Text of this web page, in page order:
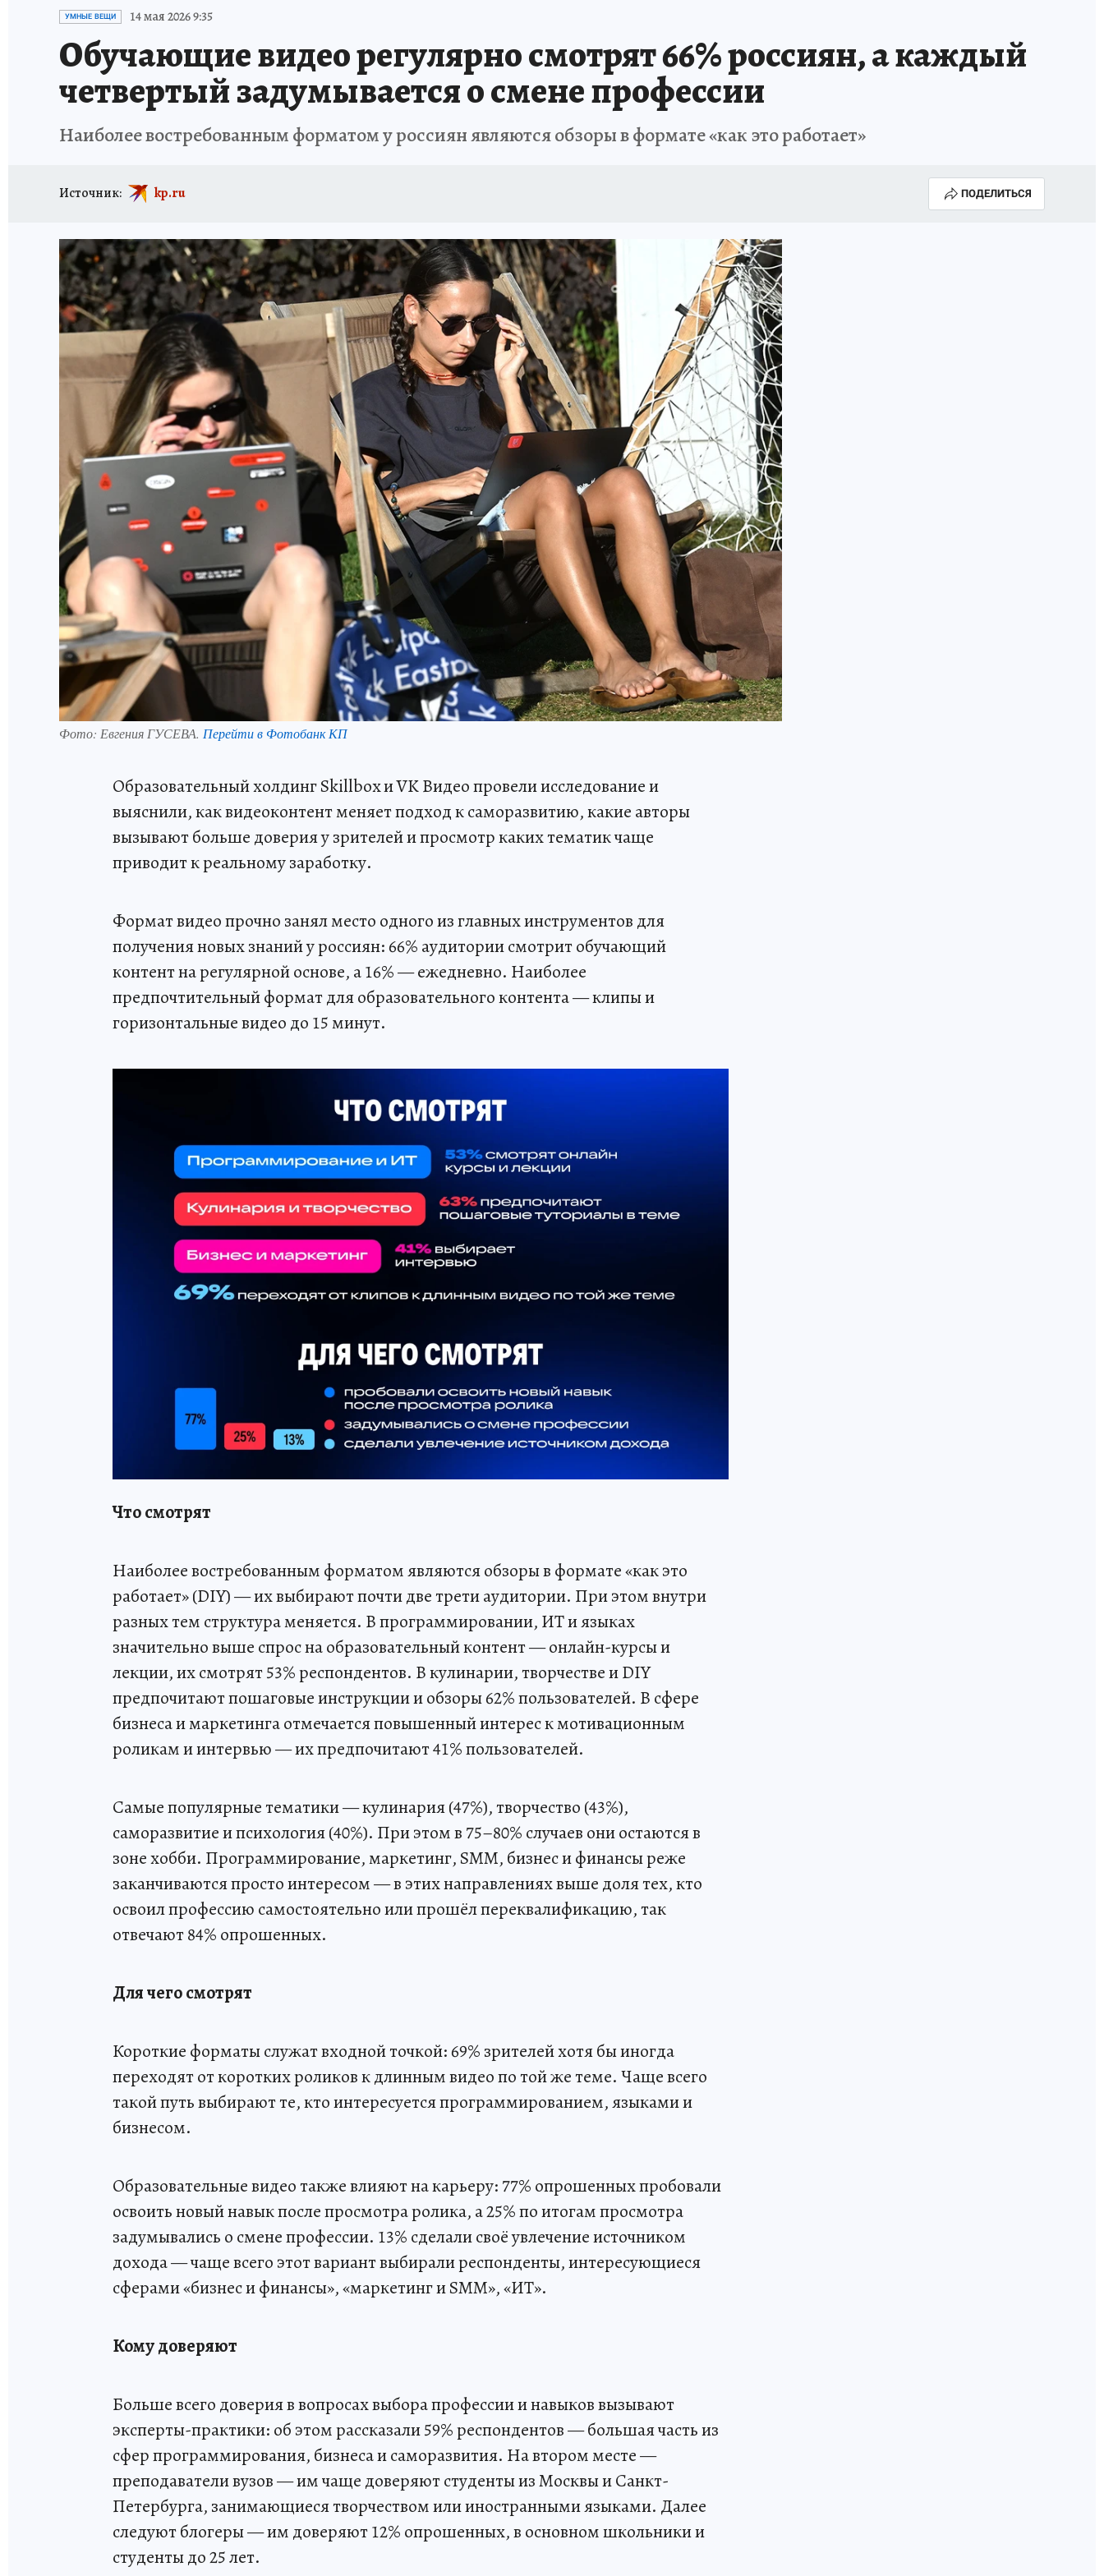
ИСПЫТАНО НА СЕБЕ
УМНЫЕ ВЕЩИ 14 мая 2026 9:35
Обучающие видео регулярно смотрят 66% россиян, а каждый
четвертый задумывается о смене профессии
Наиболее востребованным форматом у россиян являются обзоры в формате «как это работает»
Источник: kp.ru ПОДЕЛИТЬСЯ
Фото: Евгения ГУСЕВА. Перейти в Фотобанк КП
Образовательный холдинг Skillbox и VK Видео провели исследование и
выяснили, как видеоконтент меняет подход к саморазвитию, какие авторы
вызывают больше доверия у зрителей и просмотр каких тематик чаще
приводит к реальному заработку.
Формат видео прочно занял место одного из главных инструментов для
получения новых знаний у россиян: 66% аудитории смотрит обучающий
контент на регулярной основе, а 16% — ежедневно. Наиболее
предпочтительный формат для образовательного контента — клипы и
горизонтальные видео до 15 минут.
Что смотрят
Наиболее востребованным форматом являются обзоры в формате «как это
работает» (DIY) — их выбирают почти две трети аудитории. При этом внутри
разных тем структура меняется. В программировании, ИТ и языках
значительно выше спрос на образовательный контент — онлайн-курсы и
лекции, их смотрят 53% респондентов. В кулинарии, творчестве и DIY
предпочитают пошаговые инструкции и обзоры 62% пользователей. В сфере
бизнеса и маркетинга отмечается повышенный интерес к мотивационным
роликам и интервью — их предпочитают 41% пользователей.
Самые популярные тематики — кулинария (47%), творчество (43%),
саморазвитие и психология (40%). При этом в 75–80% случаев они остаются в
зоне хобби. Программирование, маркетинг, SMM, бизнес и финансы реже
заканчиваются просто интересом — в этих направлениях выше доля тех, кто
освоил профессию самостоятельно или прошёл переквалификацию, так
отвечают 84% опрошенных.
Для чего смотрят
Короткие форматы служат входной точкой: 69% зрителей хотя бы иногда
переходят от коротких роликов к длинным видео по той же теме. Чаще всего
такой путь выбирают те, кто интересуется программированием, языками и
бизнесом.
Образовательные видео также влияют на карьеру: 77% опрошенных пробовали
освоить новый навык после просмотра ролика, а 25% по итогам просмотра
задумывались о смене профессии. 13% сделали своё увлечение источником
дохода — чаще всего этот вариант выбирали респонденты, интересующиеся
сферами «бизнес и финансы», «маркетинг и SMM», «ИТ».
Кому доверяют
Больше всего доверия в вопросах выбора профессии и навыков вызывают
эксперты-практики: об этом рассказали 59% респондентов — большая часть из
сфер программирования, бизнеса и саморазвития. На втором месте —
преподаватели вузов — им чаще доверяют студенты из Москвы и Санкт-
Петербурга, занимающиеся творчеством или иностранными языками. Далее
следуют блогеры — им доверяют 12% опрошенных, в основном школьники и
студенты до 25 лет.